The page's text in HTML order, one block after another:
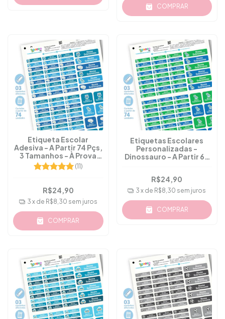
COMPRAR
Etiqueta Escolar
Adesiva - A Partir 74 Pçs,
3 Tamanhos - À Prova
D'água - M.12
(11)
R$24,90
3 x de R$8,30 sem juros
COMPRAR
Etiquetas Escolares
Personalizadas -
Dinossauro - A Partir 60
R$24,90
3 x de R$8,30 sem juros
COMPRAR